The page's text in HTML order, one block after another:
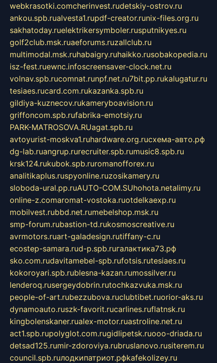
webkrasotki.comcherinvest.rudetskiy-ostrov.ru
ankou.spb.rualvesta1.rupdf-creator.runix-files.org.ru
sakhatoday.ruelektrikersymboler.rusputnikyes.ru
golf2club.msk.ruaeforums.ruzallclub.ru
multimodal.msk.ruhabaigry.ruhaikko.rusobakopedia.ru
isz-fest.ruewnc.infoscreensaver-clock.net.ru
volnav.spb.rucomnat.runpf.net.ru7bit.pp.rukalugatur.ru
tesiaes.rucard.com.rukazanka.spb.ru
gildiya-kuznecov.rukameryboavision.ru
griffoncom.spb.rufabrika-emotsiy.ru
PARK-MATROSOVA.RUagat.spb.ru
avtoyurist-moskva1.ruhardware.org.ruсхема-авто.рф
dg-lab.ruangrup.rurecruiter.spb.rumusic8.spb.ru
krsk124.rukubok.spb.ruromanofforex.ru
analitikaplus.ruspyonline.ruzosikamery.ru
sloboda-ural.pp.ruAUTO-COM.SUhohota.netalimy.ru
online-z.comaromat-vostoka.ruotdelkaexp.ru
mobilvest.rubbd.net.rumebelshop.msk.ru
smp-forum.rubastion-td.rukosmoscreative.ru
avrmotors.ruart-galadesign.rutiffany-c.ru
ecostep-samara.rud-p.spb.ruгалактика73.рф
sko.com.rudavitamebel-spb.rufotsis.rutesiaes.ru
kokoroyari.spb.rublesna-kazan.rumossilver.ru
lenderoq.rusergeydobrin.rutochkazvuka.msk.ru
people-of-art.rubezzubova.ruclubtibet.ruorior-aks.ru
dynamoauto.ruszk-favorit.rucarlines.ruflatnsk.ru
kingbolenskaner.rualex-motor.ruastroline.net.ru
act1.spb.rupolyglot.com.rugidlipetsk.ruooo-driada.ru
detsad125.rumir-zdoroviya.rubruslanovo.rusiterem.ru
council.spb.ruлодкипатриот.рфkafekolizey.ru